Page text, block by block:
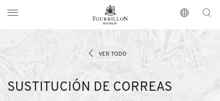
https://www.tourbillon.com/es
VER TODO
SUSTITUCIÓN DE CORREAS